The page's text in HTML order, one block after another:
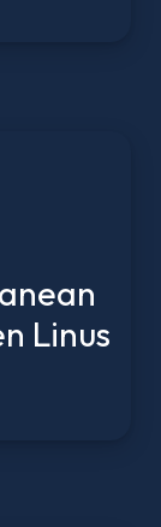
Linus